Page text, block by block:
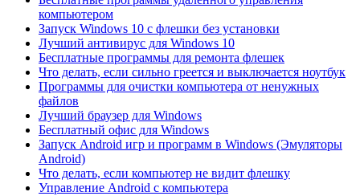
компьютером
Запуск Windows 10 с флешки без установки
Лучший антивирус для Windows 10
Бесплатные программы для ремонта флешек
Что делать, если сильно греется и выключается ноутбук
Программы для очистки компьютера от ненужных
файлов
Лучший браузер для Windows
Бесплатный офис для Windows
Запуск Android игр и программ в Windows (Эмуляторы
Android)
Что делать, если компьютер не видит флешку
Управление Android с компьютера